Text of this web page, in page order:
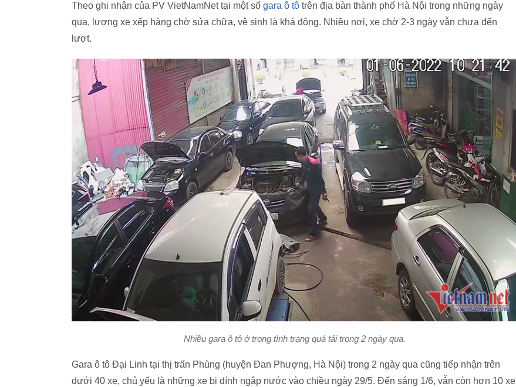
Theo ghi nhận của PV VietNamNet tại một số gara ô tô trên địa bàn thành phố Hà Nội trong những ngày
qua, lượng xe xếp hàng chờ sửa chữa, vệ sinh là khá đông. Nhiều nơi, xe chờ 2-3 ngày vẫn chưa đến
lượt.
Nhiều gara ô tô ở trong tình trạng quá tải trong 2 ngày qua.
Gara ô tô Đại Linh tại thị trấn Phùng (huyện Đan Phượng, Hà Nội) trong 2 ngày qua cũng tiếp nhận trên
dưới 40 xe, chủ yếu là những xe bị dính ngập nước vào chiều ngày 29/5. Đến sáng 1/6, vẫn còn hơn 10 xe